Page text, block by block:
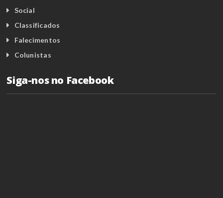
Social
Classificados
Falecimentos
Colunistas
Siga-nos no Facebook